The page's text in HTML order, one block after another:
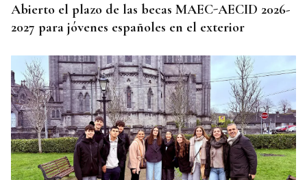
Abierto el plazo de las becas MAEC-AECID 2026-
2027 para jóvenes españoles en el exterior